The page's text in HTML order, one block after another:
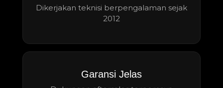
Dikerjakan teknisi berpengalaman sejak
2012
Garansi Jelas